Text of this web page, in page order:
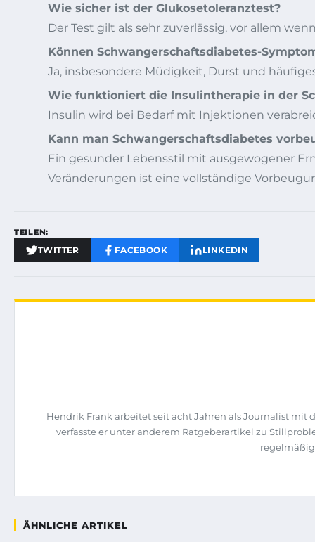
Wie sicher ist der Glukosetoleranztest?
Der Test gilt als sehr zuverlässig, vor allem
Können Schwangerschaftsdiabetes-
Ja, insbesondere Müdigkeit, Durst und
Wie funktioniert die Insulintherapie in der
Insulin wird bei Bedarf mit Injektionen
Kann man Schwangerschaftsdiabetes
Ein gesunder Lebensstil mit ausgewogener
Veränderungen ist eine vollständige
TEILEN:
TWITTER FACEBOOK LINKEDIN
Hendrik Frank arbeitet seit acht Jahren als Journalist
verfasste er unter anderem Ratgeberartikel zu
ÄHNLICHE ARTIKEL